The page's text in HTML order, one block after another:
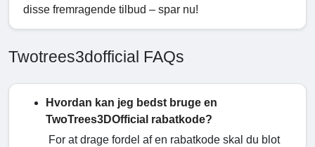
disse fremragende tilbud – spar nu!
Twotrees3dofficial FAQs
Hvordan kan jeg bedst bruge en
TwoTrees3DOfficial rabatkode?
For at drage fordel af en rabatkode skal du blot